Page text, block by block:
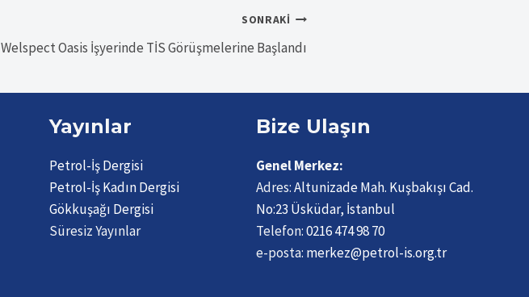
SONRAKI
Welspect Oasis İşyerinde TİS Görüşmelerine Başlandı
Yayınlar
Petrol-İş Dergisi
Petrol-İş Kadın Dergisi
Gökkuşağı Dergisi
Süresiz Yayınlar
Bize Ulaşın
Genel Merkez:
Adres:Altunizade Mah. Kuşbakışı Cad.
No:23 Üsküdar, İstanbul
Telefon:0216 474 98 70
e-posta: merkez@petrol-is.org.tr